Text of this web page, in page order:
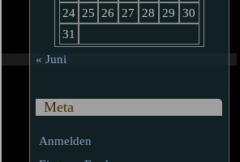
24 25 26 27 28 29
30
31
« Juni
Meta
Anmelden